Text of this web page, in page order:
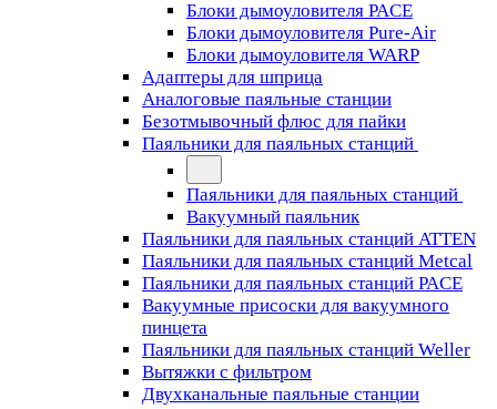
Блоки дымоуловителя PACE
Блоки дымоуловителя Pure-Air
Блоки дымоуловителя WARP
Адаптеры для шприца
Аналоговые паяльные станции
Безотмывочный флюс для пайки
Паяльники для паяльных станций
Паяльники для паяльных станций
Вакуумный паяльник
Паяльники для паяльных станций ATTEN
Паяльники для паяльных станций Metcal
Паяльники для паяльных станций PACE
Вакуумные присоски для вакуумного
пинцета
Паяльники для паяльных станций Weller
Вытяжки с фильтром
Двухканальные паяльные станции